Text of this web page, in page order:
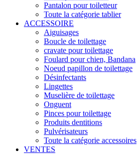
Pantalon pour toiletteur
Toute la catégorie tablier
ACCESSOIRE
Aiguisages
Boucle de toilettage
cravate pour toilettage
Foulard pour chien, Bandana
Noeud papillon de toilettage
Désinfectants
Lingettes
Muselière de toilettage
Onguent
Pinces pour toilettage
Produits dentitions
Pulvérisateurs
Toute la catégorie accessoires
VENTES